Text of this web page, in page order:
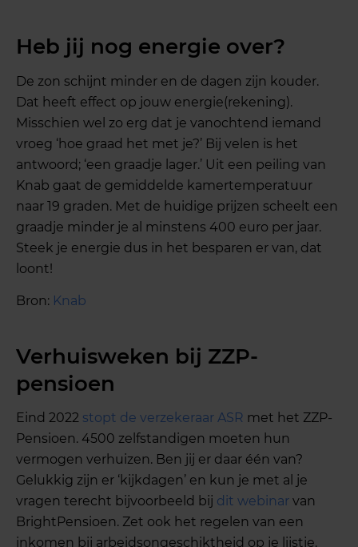
Heb jij nog energie over?
De zon schijnt minder en de dagen zijn kouder.
Dat heeft effect op jouw energie(rekening).
Misschien wel zo erg dat je vanochtend iemand
vroeg ‘hoe graad het met je?’ Bij velen is het
antwoord; ‘een graadje lager.’ Uit een peiling van
Knab gaat de gemiddelde kamertemperatuur
naar 19 graden. Met de huidige prijzen scheelt een
graadje minder je al minstens 400 euro per jaar.
Steek je energie dus in het besparen er van, dat
loont!
Bron: Knab
Verhuisweken bij ZZP-
pensioen
Eind 2022 stopt de verzekeraar ASR met het ZZP-
Pensioen. 4500 zelfstandigen moeten hun
vermogen verhuizen. Ben jij er daar één van?
Gelukkig zijn er ‘kijkdagen’ en kun je met al je
vragen terecht bijvoorbeeld bij dit webinar van
BrightPensioen. Zet ook het regelen van een
inkomen bij arbeidsongeschiktheid op je lijstje.